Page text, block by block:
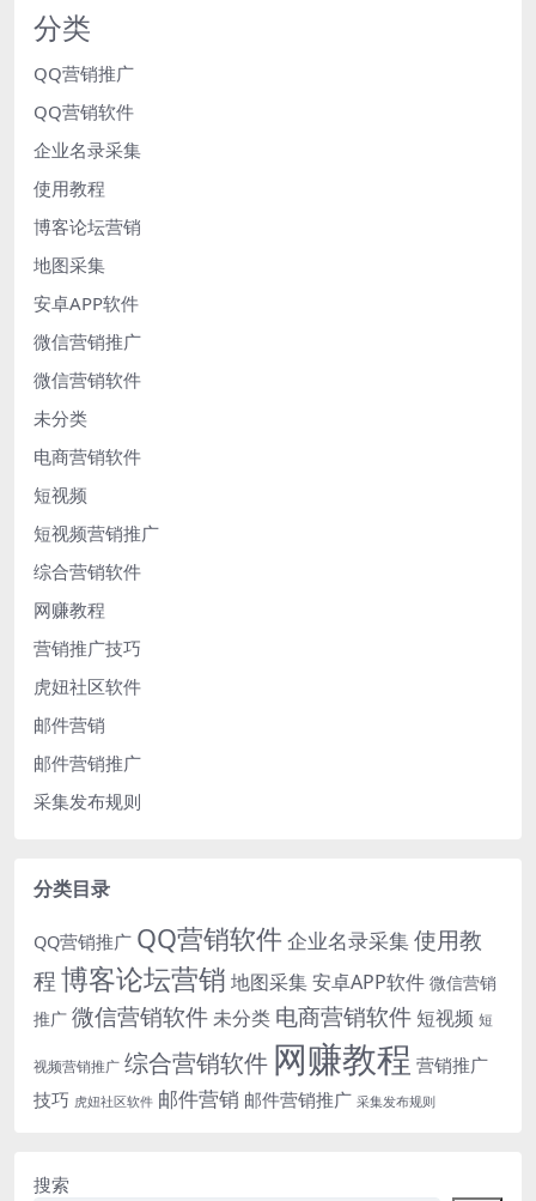
分类
QQ营销推广
QQ营销软件
企业名录采集
使用教程
博客论坛营销
地图采集
安卓APP软件
微信营销推广
微信营销软件
未分类
电商营销软件
短视频
短视频营销推广
综合营销软件
网赚教程
营销推广技巧
虎妞社区软件
邮件营销
邮件营销推广
采集发布规则
分类目录
QQ营销推广 QQ营销软件企业名录采集使用教
程博客论坛营销 地图采集安卓APP软件 微信营销
推广 微信营销软件未分类 电商营销软件短视频 短
视频营销推广 综合营销软件 网赚教程 营销推广
技巧 虎妞社区软件 邮件营销 邮件营销推广 采集发布规则
搜索